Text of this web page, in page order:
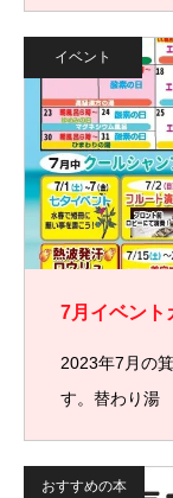
イベント
7月イベント
2023年7月の
おすすめの本